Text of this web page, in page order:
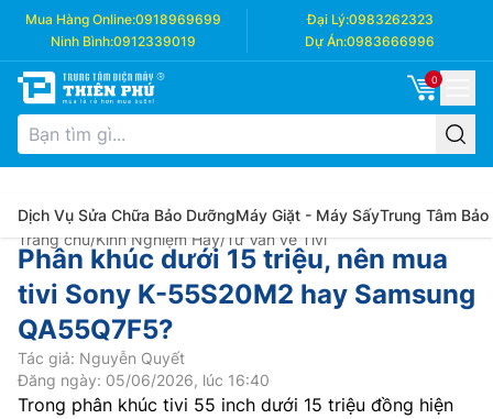
Mua Hàng Online:0918969699 Đại Lý:0983262323
Ninh Bình:0912339019 Dự Án:0983666996
0
Dịch Vụ Sửa Chữa Bảo DưỡngMáy Giặt - Máy SấyTrung Tâm Bảo
Trang chủ/Kinh Nghiệm Hay/Tư Vấn về Tivi
Phân khúc dưới 15 triệu, nên mua
tivi Sony K-55S20M2 hay Samsung
QA55Q7F5?
Tác giả: Nguyễn Quyết
Đăng ngày: 05/06/2026, lúc 16:40
Trong phân khúc tivi 55 inch dưới 15 triệu đồng hiện